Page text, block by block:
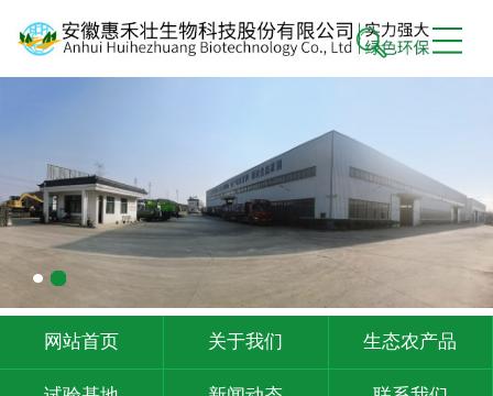
网站首页 关于我们 生态农产品